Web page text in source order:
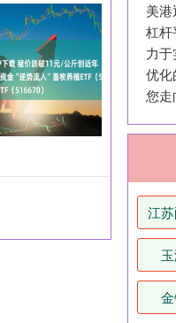
美
杠杆
力
优化
您走
江